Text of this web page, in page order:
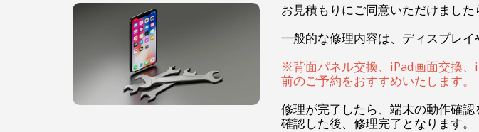
お見積もりにご同意いただけました
一般的な修理内容は、ディスプレイ
※背面パネル交換、iPad画面交換
前のご予約をおすすめいたします。
修理が完了したら、端末の動作確
確認した後、修理完了となります。